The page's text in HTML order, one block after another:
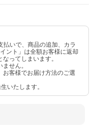
払いで、商品の追加、カラ
ント」は全額お客様に返却
ってしまいます。
せん。
客様でお届け方法のご選
いたします。